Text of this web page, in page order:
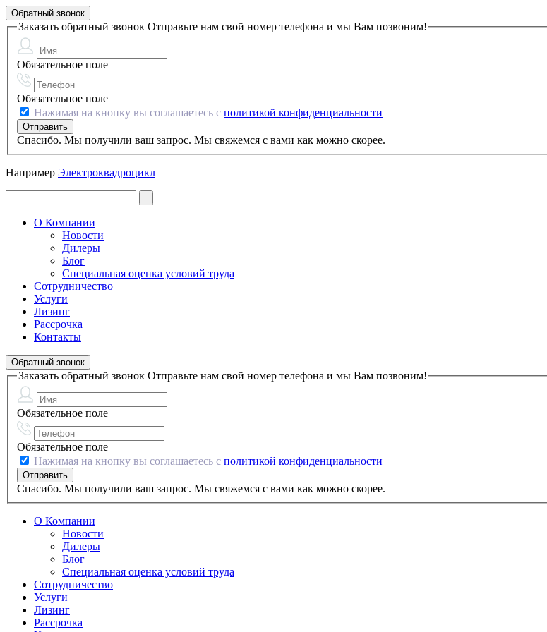
Обратный звонок
Заказать обратный звонок Отправьте нам свой номер телефона и мы Вам позвоним!
Обязательное поле
Обязательное поле
Нажимая на кнопку вы соглашаетесь с политикой конфиденциальности
Спасибо. Мы получили ваш запрос. Мы свяжемся с вами как можно скорее.
Например Электроквадроцикл
О Компании
Новости
Дилеры
Блог
Специальная оценка условий труда
Сотрудничество
Услуги
Лизинг
Рассрочка
Контакты
Обратный звонок
Заказать обратный звонок Отправьте нам свой номер телефона и мы Вам позвоним!
Обязательное поле
Обязательное поле
Нажимая на кнопку вы соглашаетесь с политикой конфиденциальности
Спасибо. Мы получили ваш запрос. Мы свяжемся с вами как можно скорее.
О Компании
Новости
Дилеры
Блог
Специальная оценка условий труда
Сотрудничество
Услуги
Лизинг
Рассрочка